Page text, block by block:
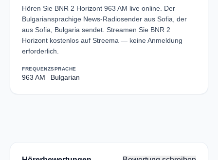
Hören Sie BNR 2 Horizont 963 AM live online. Der
Bulgariansprachige News-Radiosender aus Sofia, der
aus Sofia, Bulgaria sendet. Streamen Sie BNR 2
Horizont kostenlos auf Streema — keine Anmeldung
erforderlich.
FREQUENZ
963 AM
SPRACHE
Bulgarian